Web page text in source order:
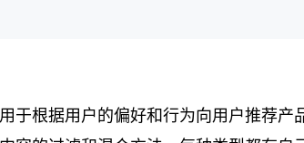
于根据用户的偏好和行为向用户推荐